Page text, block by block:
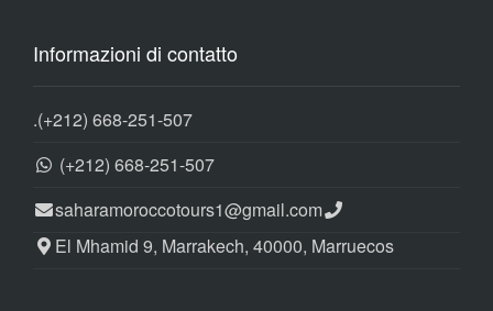
Informazioni di contatto
.(+212) 668-251-507
(+212) 668-251-507
saharamoroccotours1@gmail.com
El Mhamid 9, Marrakech, 40000, Marruecos